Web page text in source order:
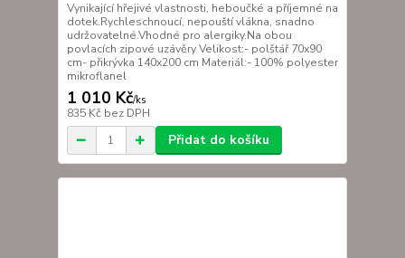
Vynikající hřejivé vlastnosti, heboučké a příjemné na
dotek.Rychleschnoucí, nepouští vlákna, snadno
udržovatelné.Vhodné pro alergiky.Na obou
povlacích zipové uzávěry Velikost:- polštář 70x90
cm- přikrývka 140x200 cm Materiál:- 100% polyester
mikroflanel
1 010 Kč/ks
835 Kč bez DPH
Přidat do košíku